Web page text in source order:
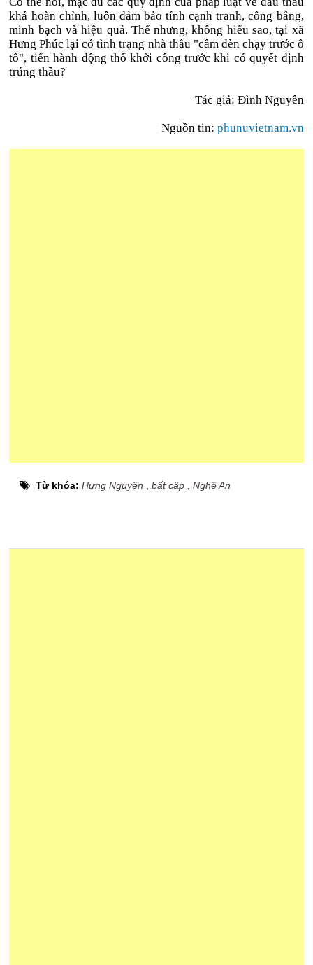
khá hoàn chỉnh, luôn đảm bảo tính cạnh tranh, công bằng,
minh bạch và hiệu quả. Thế nhưng, không hiểu sao, tại xã
Hưng Phúc lại có tình trạng nhà thầu "cầm đèn chạy trước ô
tô", tiến hành động thổ khởi công trước khi có quyết định
trúng thầu?
Tác giả: Đình Nguyên
Nguồn tin: phunuvietnam.vn
Từ khóa:Hưng Nguyên ,bất cập ,Nghệ An